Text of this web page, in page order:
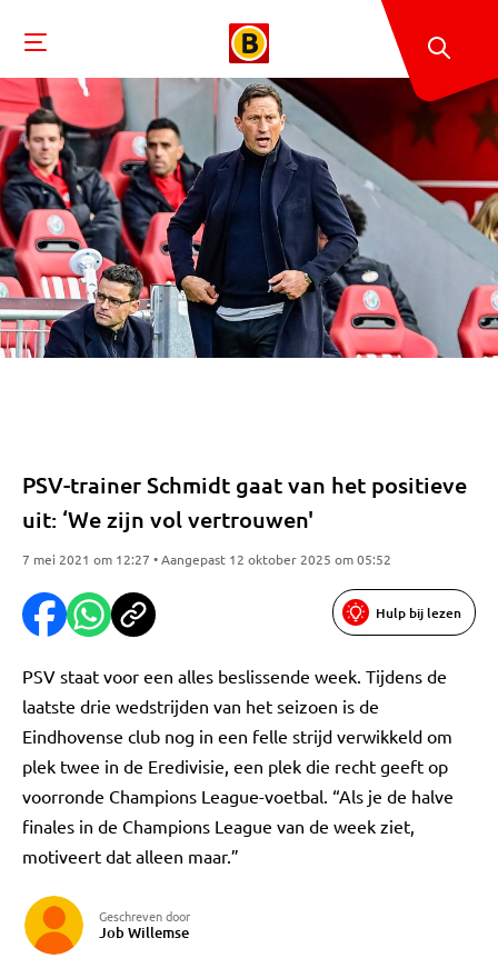
PSV-trainer Schmidt gaat van het positieve
uit: ‘We zijn vol vertrouwen'
7 mei 2021 om 12:27 • Aangepast 12 oktober 2025 om 05:52
Hulp bij lezen
PSV staat voor een alles beslissende week. Tijdens de
laatste drie wedstrijden van het seizoen is de
Eindhovense club nog in een felle strijd verwikkeld om
plek twee in de Eredivisie, een plek die recht geeft op
voorronde Champions League-voetbal. “Als je de halve
finales in de Champions League van de week ziet,
motiveert dat alleen maar.”
Geschreven door
Job Willemse